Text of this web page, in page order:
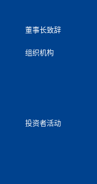
董事长致辞
组织机构
投资者活动